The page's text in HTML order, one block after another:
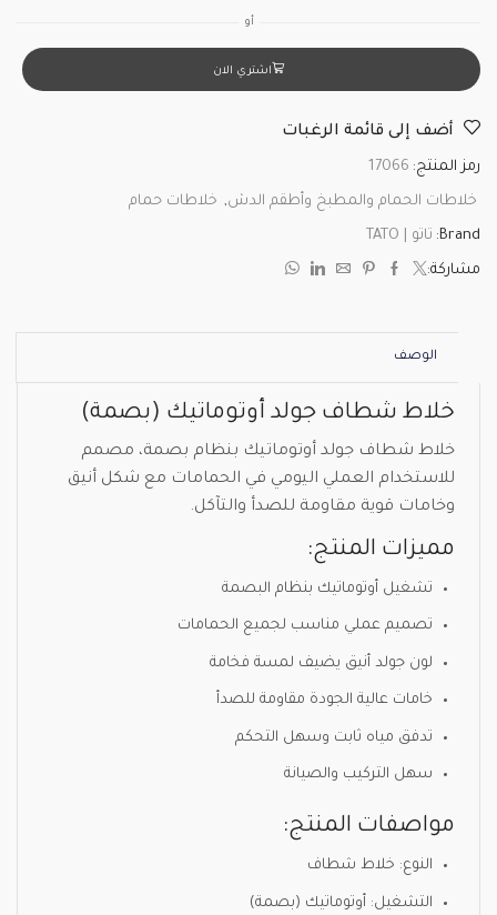
أو
اشتري الان
أضف إلى قائمة الرغبات
رمز المنتج: 17066
خلاطات الحمام والمطبخ وأطقم الدش, خلاطات حمام
Brand: تاتو | TATO
مشاركة:
الوصف
خلاط شطاف جولد أوتوماتيك (بصمة)
خلاط شطاف جولد أوتوماتيك بنظام بصمة، مصمم
للاستخدام العملي اليومي في الحمامات مع شكل أنيق
وخامات قوية مقاومة للصدأ والتآكل.
مميزات المنتج:
تشغيل أوتوماتيك بنظام البصمة
تصميم عملي مناسب لجميع الحمامات
لون جولد أنيق يضيف لمسة فخامة
خامات عالية الجودة مقاومة للصدأ
تدفق مياه ثابت وسهل التحكم
سهل التركيب والصيانة
مواصفات المنتج:
النوع: خلاط شطاف
التشغيل: أوتوماتيك (بصمة)